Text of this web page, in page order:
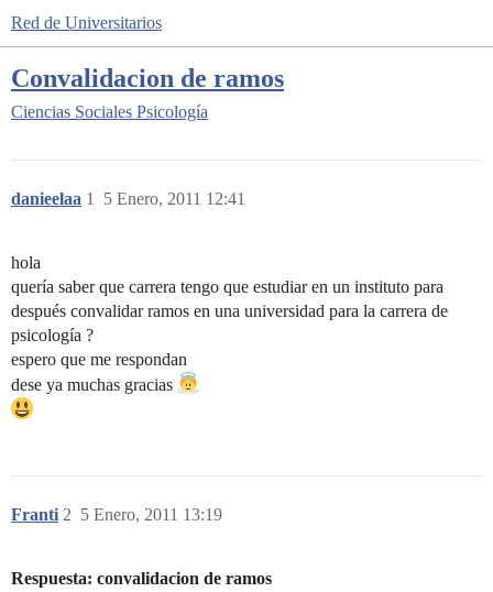
Red de Universitarios
Convalidacion de ramos
Ciencias Sociales Psicología
danieelaa 5 Enero, 2011 12:41
1
hola
quería saber que carrera tengo que estudiar en un instituto para
después convalidar ramos en una universidad para la carrera de
psicología ?
espero que me respondan
dese ya muchas gracias
Franti 5 Enero, 2011 13:19
2
Respuesta: convalidacion de ramos